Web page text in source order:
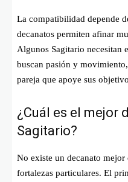
La compatibilidad depende
decanatos permiten afinar
Algunos Sagitario necesitan
buscan pasión y
pareja que apoye sus
¿Cuál es el mejor
Sagitario?
No existe un decanato mejor
fortalezas particulares. El